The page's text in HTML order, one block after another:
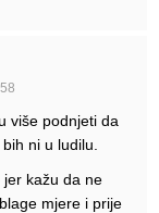
više podnjeti da
ni u ludilu.
jer kažu da ne
mjere i prije